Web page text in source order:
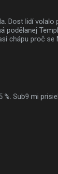
Dost lidí
podělanej
chápu proč
Sub9 mi